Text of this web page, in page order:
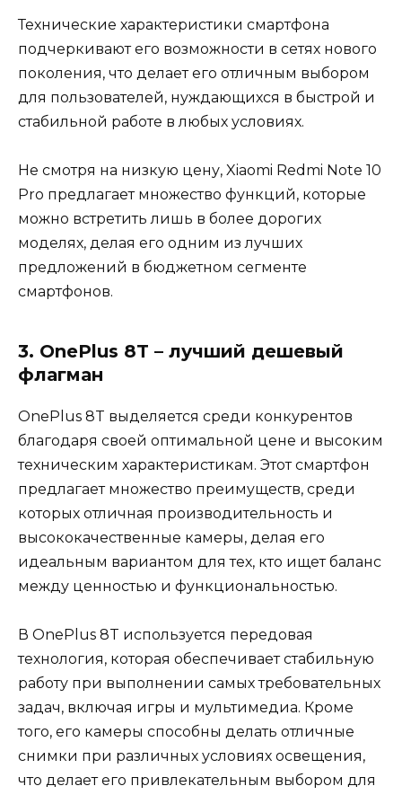
Технические характеристики смартфона
подчеркивают его возможности в сетях нового
поколения, что делает его отличным выбором
для пользователей, нуждающихся в быстрой и
стабильной работе в любых условиях.
Не смотря на низкую цену, Xiaomi Redmi Note 10
Pro предлагает множество функций, которые
можно встретить лишь в более дорогих
моделях, делая его одним из лучших
предложений в бюджетном сегменте
смартфонов.
3. OnePlus 8T – лучший дешевый
флагман
OnePlus 8T выделяется среди конкурентов
благодаря своей оптимальной цене и высоким
техническим характеристикам. Этот смартфон
предлагает множество преимуществ, среди
которых отличная производительность и
высококачественные камеры, делая его
идеальным вариантом для тех, кто ищет баланс
между ценностью и функциональностью.
В OnePlus 8T используется передовая
технология, которая обеспечивает стабильную
работу при выполнении самых требовательных
задач, включая игры и мультимедиа. Кроме
того, его камеры способны делать отличные
снимки при различных условиях освещения,
что делает его привлекательным выбором для